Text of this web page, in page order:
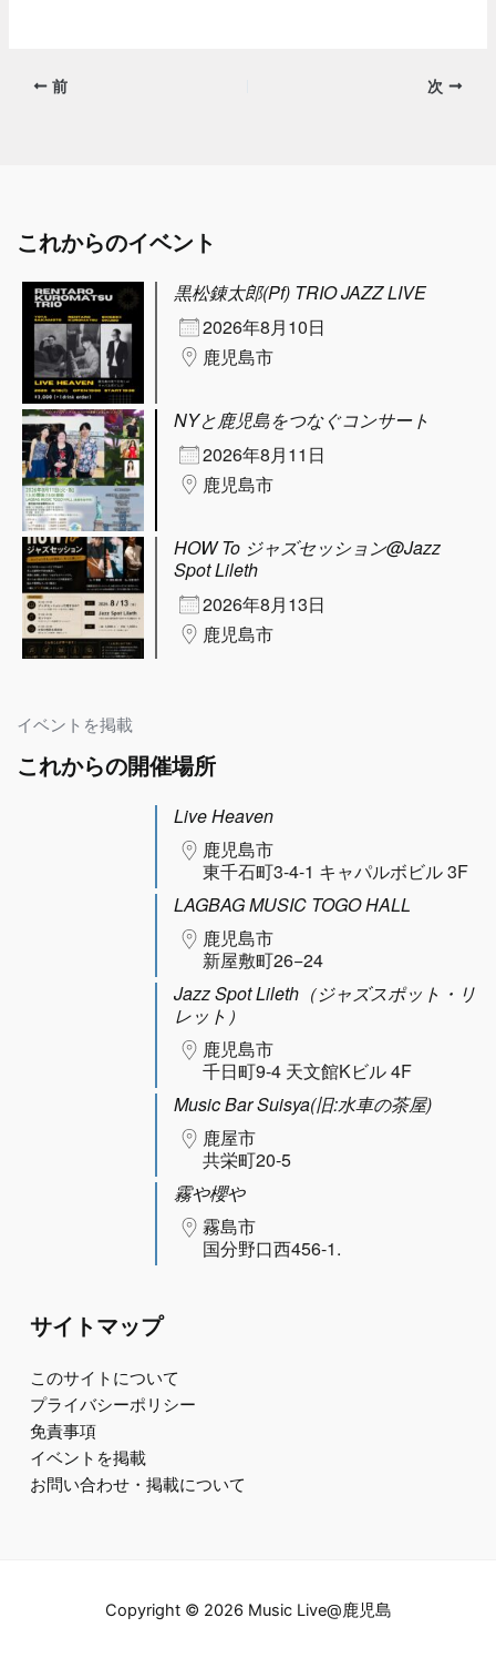
前 次
これからのイベント
黒松錬太郎(Pf) TRIO JAZZ LIVE
2026年8月10日
鹿児島市
NYと鹿児島をつなぐコンサート
2026年8月11日
鹿児島市
HOW To ジャズセッション@Jazz
Spot Lileth
2026年8月13日
鹿児島市
イベントを掲載
これからの開催場所
Live Heaven
鹿児島市
東千石町3-4-1 キャパルボビル 3F
LAGBAG MUSIC TOGO HALL
鹿児島市
新屋敷町26−24
Jazz Spot Lileth（ジャズスポット・リ
レット）
鹿児島市
千日町9-4 天文館Kビル 4F
Music Bar Suisya(旧:水車の茶屋)
鹿屋市
共栄町20-5
霧や櫻や
霧島市
国分野口西456-1.
サイトマップ
このサイトについて
プライバシーポリシー
免責事項
イベントを掲載
お問い合わせ・掲載について
Copyright © 2026 Music Live@鹿児島